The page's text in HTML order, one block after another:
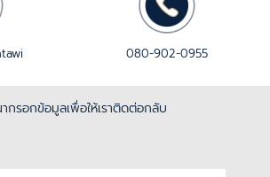
080-902-0955
กรอกข้อมูลเพื่อให้เราติดต่อกลับ